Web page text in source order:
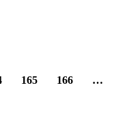
165 166
…